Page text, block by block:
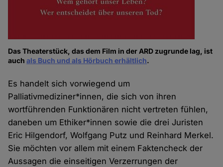
Das Theaterstück, das dem Film in der ARD zugrunde lag, ist
auchals Buch und als Hörbuch erhältlich.
Es handelt sich vorwiegend um
Palliativmediziner*innen, die sich von ihren
wortführenden Funktionären nicht vertreten fühlen,
daneben um Ethiker*innen sowie die drei Juristen
Eric Hilgendorf, Wolfgang Putz und Reinhard Merkel.
Sie möchten vor allem mit einem Faktencheck der
Aussagen die einseitigen Verzerrungen der